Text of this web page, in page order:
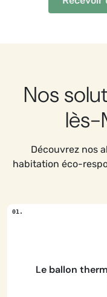
Nos
lès-
Découvrez nos
habitation éco-
Le ballon